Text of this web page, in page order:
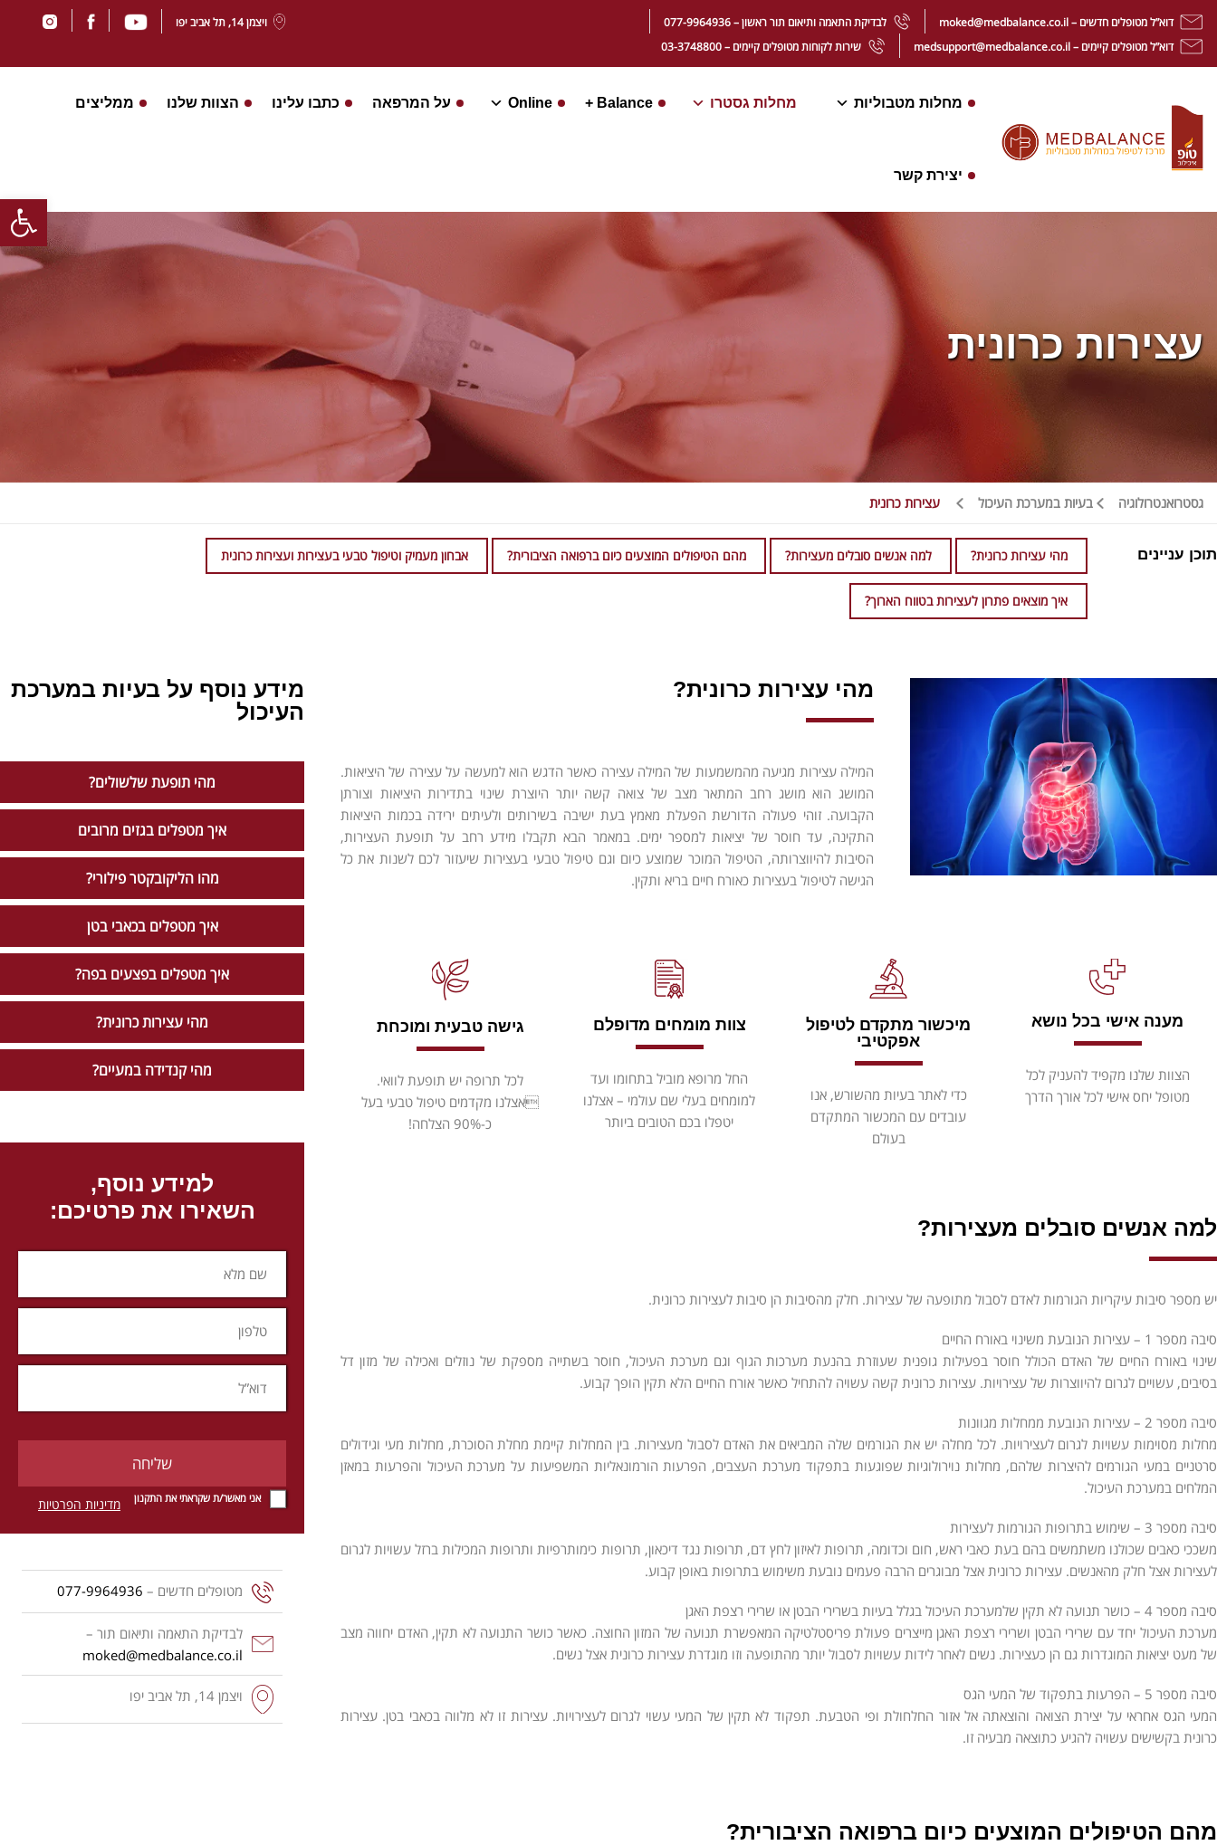
Open toolbar
דוא”ל מטופלים חדשים – moked@medbalance.co.il
לבדיקת התאמה ותיאום תור ראשון – 077-9964936
דוא”ל מטופלים קיימים – medsupport@medbalance.co.il
שירות לקוחות מטופלים קיימים – 03-3748800
ויצמן‬ 14, תל אביב יפו
מחלות מטבוליות מחלות גסטרו Balance +
Online על המרפאה כתבו עלינו הצוות שלנו ממליצים
יצירת קשר
עצירות כרונית
גסטרואנטרולוגיה בעיות במערכת העיכול עצירות כרונית
תוכן עניינים מהי עצירות כרונית? למה אנשים סובלים מעצירות? מהם הטיפולים המוצעים כיום ברפואה הציבורית? אבחון מעמיק וטיפול טבעי בעצירות ועצירות כרונית
איך מוצאים פתרון לעצירות בטווח הארוך?
מהי עצירות כרונית?
המילה עצירות מגיעה מהמשמעות של המילה עצירה כאשר הדגש הוא למעשה על עצירה של היציאות.
המושג הוא מושג רחב המתאר מצב של צואה קשה יותר היוצרת שינוי בתדירות היציאות וצורתן
הקבועה. זוהי פעולה הדורשת הפעלת מאמץ בעת ישיבה בשירותים ולעיתים ירידה בכמות היציאות
התקינה, עד חוסר של יציאות למספר ימים. במאמר הבא תקבלו מידע רחב על תופעת העצירות,
הסיבות להיווצרותה, הטיפול המוכר שמוצע כיום וגם טיפול טבעי בעצירות שיעזור לכם לשנות את כל
הגישה לטיפול בעצירות כאורח חיים בריא ותקין.
מענה אישי בכל נושא
הצוות שלנו מקפיד להעניק לכל
מטופל יחס אישי לכל אורך הדרך
מיכשור מתקדם לטיפול
אפקטיבי
כדי לאתר בעיות מהשורש, אנו
עובדים עם המכשור המתקדם
בעולם
צוות מומחים מדופלם
החל מרופא מוביל בתחומו ועד
למומחים בעלי שם עולמי – אצלנו
יטפלו בכם הטובים ביותר
גישה טבעית ומוכחת
לכל תרופה יש תופעת לוואי.
אצלנו מקדמים טיפול טבעי בעל
כ-90% הצלחה!
למה אנשים סובלים מעצירות?
יש מספר סיבות עיקריות הגורמות לאדם לסבול מתופעה של עצירות. חלק מהסיבות הן סיבות לעצירות כרונית.
סיבה מספר 1 – עצירות הנובעת משינוי באורח החיים
שינוי באורח החיים של האדם הכולל חוסר בפעילות גופנית שעוזרת בהנעת מערכות הגוף וגם מערכת העיכול, חוסר בשתייה מספקת של נוזלים ואכילה של מזון דל
בסיבים, עשויים לגרום להיווצרות של עצירויות. עצירות כרונית קשה עשויה להתחיל כאשר אורח החיים הלא תקין הופך קבוע.
סיבה מספר 2 – עצירות הנובעת ממחלות מגוונות
מחלות מסוימות עשויות לגרום לעצירויות. לכל מחלה יש את הגורמים שלה המביאים את האדם לסבול מעצירות. בין המחלות קיימת מחלת הסוכרת, מחלות מעי וגידולים
סרטניים במעי הגורמים להיצרות שלהם, מחלות נוירולוגיות שפוגעות בתפקוד מערכת העצבים, הפרעות הורמונאליות המשפיעות על מערכת העיכול והפרעות במאזן
המלחים במערכת העיכול.
סיבה מספר 3 – שימוש בתרופות הגורמות לעצירות
משככי כאבים שכולנו משתמשים בהם בעת כאבי ראש, חום וכדומה, תרופות לאיזון לחץ דם, תרופות נגד דיכאון, תרופות כימותרפיות ותרופות המכילות ברזל עשויות לגרום
לעצירות אצל חלק מהאנשים. עצירות כרונית אצל מבוגרים הרבה פעמים נובעת משימוש בתרופות באופן קבוע.
סיבה מספר 4 – כושר תנועה לא תקין שלמערכת העיכול בגלל בעיות בשרירי הבטן או שרירי רצפת האגן
מערכת העיכול יחד עם שרירי הבטן ושרירי רצפת האגן מייצרים פעולת פריסטלטיקה המאפשרת תנועה של המזון החוצה. כאשר כושר התנועה לא תקין, האדם יחווה מצב
של מעט יציאות המוגדרות גם הן כעצירות. נשים לאחר לידות עשויות לסבול יותר מהתופעה וזו מוגדרת עצירות כרונית אצל נשים.
סיבה מספר 5 – הפרעות בתפקוד של המעי הגס
המעי הגס אחראי על יצירת הצואה והוצאתה אל אזור החלחולת ופי הטבעת. תפקוד לא תקין של המעי עשוי לגרום לעצירויות. עצירות זו לא מלווה בכאבי בטן. עצירות
כרונית בקשישים עשויה להגיע כתוצאה מבעיה זו.
מהם הטיפולים המוצעים כיום ברפואה הציבורית?
מידע נוסף על בעיות במערכת
העיכול
מהי תופעת שלשולים?
איך מטפלים בגזים מרובים
מהו הליקובקטר פילורי?
איך מטפלים בכאבי בטן
איך מטפלים בפצעים בפה?
מהי עצירות כרונית?
מהי קנדידה במעיים?
למידע נוסף,
השאירו את פרטיכם:
אני מאשר/ת שקראתי את התקנון מדיניות הפרטיות
מטופלים חדשים – 077-9964936
לבדיקת התאמה ותיאום תור –
moked@medbalance.co.il
ויצמן‬ 14, תל אביב יפו